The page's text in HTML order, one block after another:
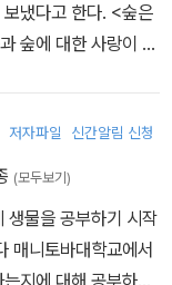
냈다고 한다. <숲은
숲에 대한 사랑이 엮
저자파일 신간알림 신청
(모두보기)
생물을 공부하기 시작
매니토바대학교에서